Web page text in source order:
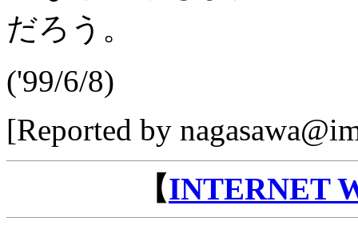
だろう。
('99/6/8)
[Reported by
【INTERNET